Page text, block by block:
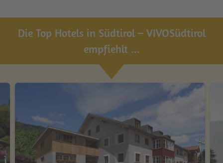
Die Top Hotels in Südtirol – VIVOSüdtirol
empfiehlt ...